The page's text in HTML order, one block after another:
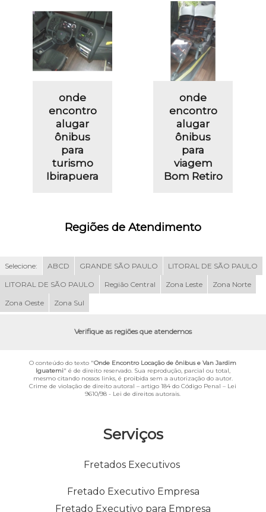
Serviços
Fretados Executivos
Fretado Executivo Empresa
Fretado Executivo para Empresa
onde
encontro
alugar
ônibus
para
turismo
Ibirapuera
onde
encontro
alugar
ônibus
para
viagem
Bom Retiro
Regiões de Atendimento
Selecione: ABCD GRANDE SÃO PAULO LITORAL DE SÃO PAULO
LITORAL DE SÃO PAULO Região Central Zona Leste Zona Norte
Zona Oeste Zona Sul
Verifique as regiões que atendemos
O conteúdo do texto "Onde Encontro Locação de ônibus e Van Jardim
Iguatemi" é de direito reservado. Sua reprodução, parcial ou total,
mesmo citando nossos links, é proibida sem a autorização do autor.
Crime de violação de direito autoral – artigo 184 do Código Penal – Lei
9610/98 - Lei de direitos autorais.